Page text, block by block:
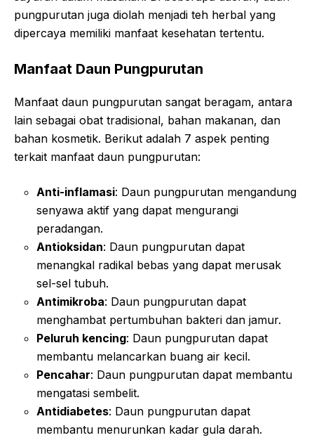
pungpurutan juga diolah menjadi teh herbal yang
dipercaya memiliki manfaat kesehatan tertentu.
Manfaat Daun Pungpurutan
Manfaat daun pungpurutan sangat beragam, antara
lain sebagai obat tradisional, bahan makanan, dan
bahan kosmetik. Berikut adalah 7 aspek penting
terkait manfaat daun pungpurutan:
Anti-inflamasi: Daun pungpurutan mengandung
senyawa aktif yang dapat mengurangi
peradangan.
Antioksidan: Daun pungpurutan dapat
menangkal radikal bebas yang dapat merusak
sel-sel tubuh.
Antimikroba: Daun pungpurutan dapat
menghambat pertumbuhan bakteri dan jamur.
Peluruh kencing: Daun pungpurutan dapat
membantu melancarkan buang air kecil.
Pencahar: Daun pungpurutan dapat membantu
mengatasi sembelit.
Antidiabetes: Daun pungpurutan dapat
membantu menurunkan kadar gula darah.